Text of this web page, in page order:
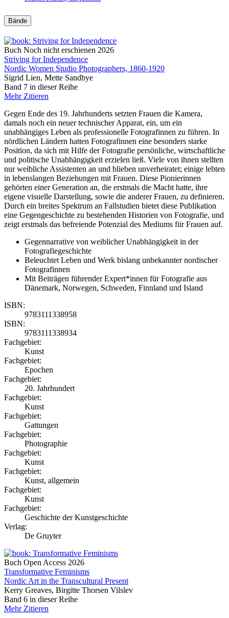
Bände
Buch Noch nicht erschienen 2026
Striving for Independence
Nordic Women Studio Photographers, 1860-1920
Sigrid Lien, Mette Sandbye
Band 7 in dieser Reihe
Mehr Zitieren
Gegen Ende des 19. Jahrhunderts setzten Frauen die Kamera,
damals noch ein neuer technischer Apparat, ein, um ein
unabhängiges Leben als professionelle Fotografinnen zu führen. In
nördlichen Ländern hatten Fotografinnen eine besonders starke
Position, da sich mit Hilfe der Fotografie persönliche, wirtschaftliche
und politische Unabhängigkeit erzielen ließ. Viele von ihnen stellten
nur weibliche Assistenten an und blieben unverheiratet; einige lebten
in lebenslangen Beziehungen mit Frauen. Diese Pionierinnen
gehörten einer Generation an, die erstmals die Macht hatte, ihre
eigene visuelle Darstellung, sowie die anderer Frauen, zu definieren.
Durch ein breites Spektrum an Fallstudien bietet diese Publikation
eine Gegengeschichte zu bestehenden Historien von Fotografie, und
zeigt erstmals das befreiende Potenzial des Mediums für Frauen auf.
Gegennarrative von weiblicher Unabhängigkeit in der
Fotografiegeschichte
Beleuchtet Leben und Werk bislang unbekannter nordischer
Fotografinnen
Mit Beiträgen führender Expert*innen für Fotografie aus
Dänemark, Norwegen, Schweden, Finnland und Island
ISBN:
9783111338958
ISBN:
9783111338934
Fachgebiet:
Kunst
Fachgebiet:
Epochen
Fachgebiet:
20. Jahrhundert
Fachgebiet:
Kunst
Fachgebiet:
Gattungen
Fachgebiet:
Photographie
Fachgebiet:
Kunst
Fachgebiet:
Kunst, allgemein
Fachgebiet:
Kunst
Fachgebiet:
Geschichte der Kunstgeschichte
Verlag:
De Gruyter
Buch Open Access 2026
Transformative Feminisms
Nordic Art in the Transcultural Present
Kerry Greaves, Birgitte Thorsen Vilslev
Band 6 in dieser Reihe
Mehr Zitieren